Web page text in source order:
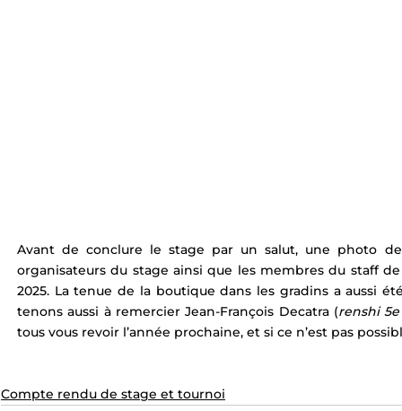
Avant de conclure le stage par un salut, une photo
organisateurs du stage ainsi que les membres du staff
2025. La tenue de la boutique dans les gradins a aussi
tenons aussi à remercier Jean-François Decatra (renshi
tous vous revoir l’année prochaine, et si ce n’est pas
Compte rendu de stage et tournoi